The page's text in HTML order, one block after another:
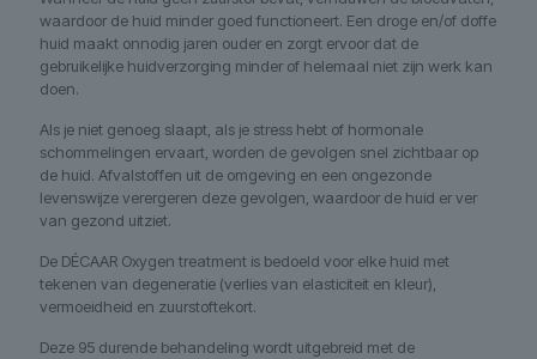
waardoor de huid minder goed functioneert. Een droge en/of doffe
huid maakt onnodig jaren ouder en zorgt ervoor dat de
gebruikelijke huidverzorging minder of helemaal niet zijn werk kan
doen.
Als je niet genoeg slaapt, als je stress hebt of hormonale
schommelingen ervaart, worden de gevolgen snel zichtbaar op
de huid. Afvalstoffen uit de omgeving en een ongezonde
levenswijze verergeren deze gevolgen, waardoor de huid er ver
van gezond uitziet.
De DÉCAAR Oxygen treatment is bedoeld voor elke huid met
tekenen van degeneratie (verlies van elasticiteit en kleur),
vermoeidheid en zuurstoftekort.
Deze 95 durende behandeling wordt uitgebreid met de